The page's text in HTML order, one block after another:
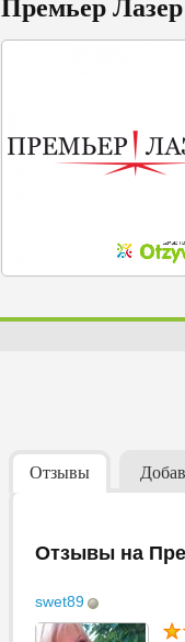
Отзывы
Отзывы на
swet89